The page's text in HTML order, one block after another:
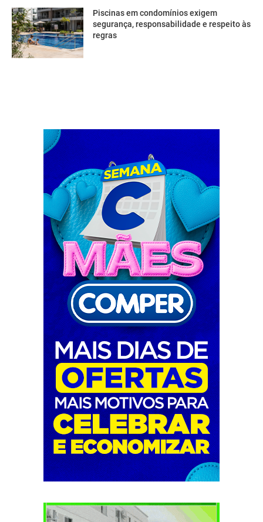
Piscinas em condomínios exigem
segurança, responsabilidade e respeito às
regras